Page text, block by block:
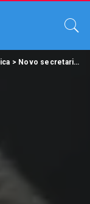
> Novo secretariado